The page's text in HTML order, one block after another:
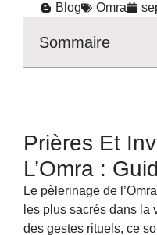
Blog Omra
Sommaire
Prières Et
L’Omra :
Le pèlerinage de
les plus sacrés dans la
des gestes rituels, ce